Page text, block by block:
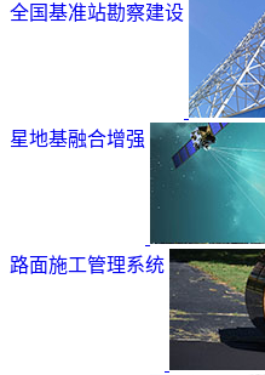
全国基准站勘察建设
星地基融合增强
路面施工管理系统